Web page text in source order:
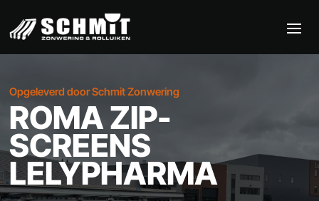
Opgeleverd door Schmit Zonwering
ROMA ZIP-
SCREENS
LELYPHARMA